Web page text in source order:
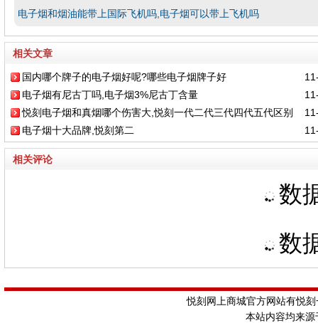
电子烟和烟油能带上国际飞机吗,电子烟可以带上飞机吗
相关文章
国内哪个牌子的电子烟好呢?哪些电子烟牌子好
电子烟有尼古丁吗,电子烟3%尼古丁含量
悦刻电子烟和真烟哪个伤害大,悦刻一代二代三代四代五代区别
电子烟十大品牌,悦刻第二
相关评论
数
数
悦刻网上商城官方网站有悦
本站内容均来